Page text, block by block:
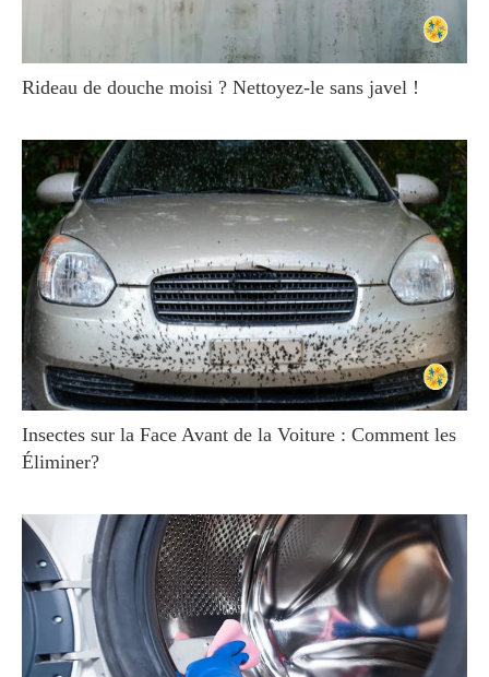
Rideau de douche moisi ? Nettoyez-le sans javel !
Insectes sur la Face Avant de la Voiture : Comment les
Éliminer?